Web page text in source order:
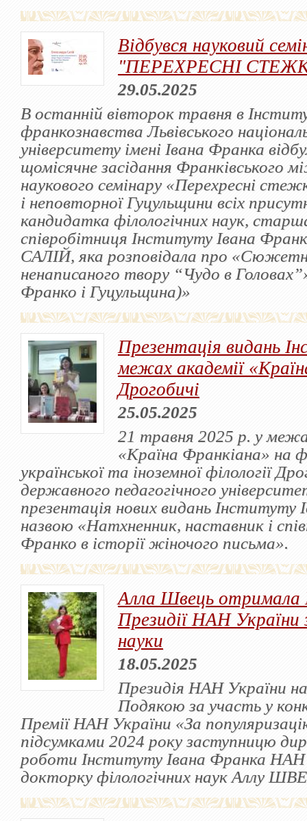
Відбувся науковий
"ПЕРЕХРЕСНІ
29.05.2025
В останній вівторок травня в
франкознавства Львівського
університету імені Івана Франка
щомісячне засідання Франківського
наукового семінару «Перехресні
і неповторної Гуцульщини всіх
кандидатка філологічних наук,
співробітниця Інституту Івана
САЛІЙ, яка розповідала про
ненаписаного твору “Чудо в
Франко і Гуцульщина)»
Презентація видань
межах академії
Дрогобичі
25.05.2025
21 травня 2025 р. у
«Країна Франкіана» на
української та іноземної філології
державного педагогічного
презентація нових видань Інституту
назвою «Натхненник, наставник і
Франко в історії жіночого письма».
Алла Швець отримала
Президії НАН України
науки
18.05.2025
Президія НАН України
Подякою за участь у
Премії НАН України «За
підсумками 2024 року заступницю
роботи Інституту Івана Франка НАН
докторку філологічних наук Аллу